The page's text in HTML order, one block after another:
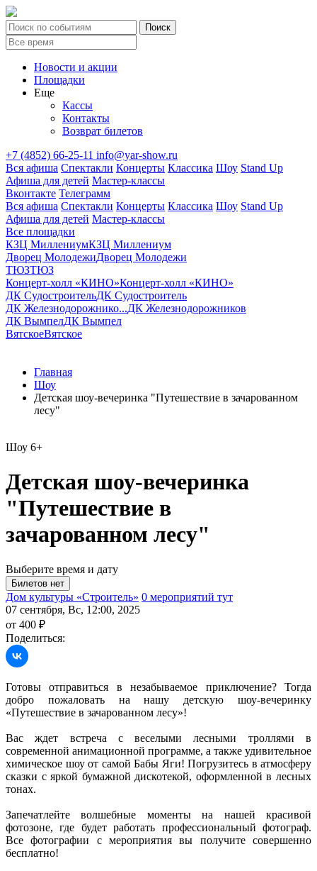
Новости и акции
Площадки
Еще
Кассы
Контакты
Возврат билетов
+7 (4852) 66-25-11 info@yar-show.ru
Вся афиша Спектакли Концерты Классика Шоу Stand Up
Афиша для детей Мастер-классы
Вконтакте Телеграмм
Вся афиша Спектакли Концерты Классика Шоу Stand Up
Афиша для детей Мастер-классы
Все площадки
КЗЦ МиллениумКЗЦ Миллениум
Дворец МолодежиДворец Молодежи
ТЮЗТЮЗ
Концерт-холл «КИНО»Концерт-холл «КИНО»
ДК СудостроительДК Судостроитель
ДК Железнодорожнико...ДК Железнодорожников
ДК ВымпелДК Вымпел
ВятскоеВятское
Главная
Шоу
Детская шоу-вечеринка "Путешествие в зачарованном
лесу"
Шоу 6+
Детская шоу-вечеринка
"Путешествие в
зачарованном лесу"
Выберите время и дату
Дом культуры «Строитель» 0 мероприятий тут
07 сентября, Вс, 12:00, 2025
от 400 ₽
Поделиться:
Готовы отправиться в незабываемое приключение? Тогда
добро пожаловать на нашу детскую шоу-вечеринку
«Путешествие в зачарованном лесу»!
Вас ждет встреча с веселыми лесными троллями в
современной анимационной программе, а также удивительное
химическое шоу от самой Бабы Яги! Погрузитесь в атмосферу
сказки с яркой бумажной дискотекой, оформленной в лесных
тонах.
Запечатлейте волшебные моменты на нашей красивой
фотозоне, где будет работать профессиональный фотограф.
Все фотографии с мероприятия вы получите совершенно
бесплатно!